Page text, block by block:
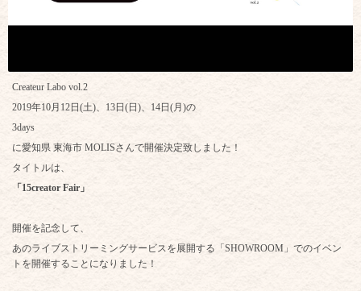
Createur Labo vol.2
2019年10月12日(土)、13日(日)、14日(月)の
3days
に愛知県 東海市 MOLISさんで開催決定致しました！
タイトルは、
「15creator Fair」
開催を記念して、
あのライブストリーミングサービスを展開する「SHOWROOM」でのイベン
トを開催することになりました！